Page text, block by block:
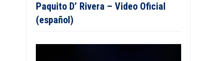
Paquito D’ Rivera – Video Oficial
(español)